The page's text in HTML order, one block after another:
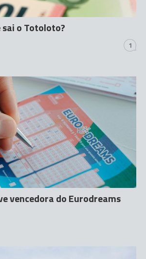
o Totoloto?
1
vencedora do Eurodreams